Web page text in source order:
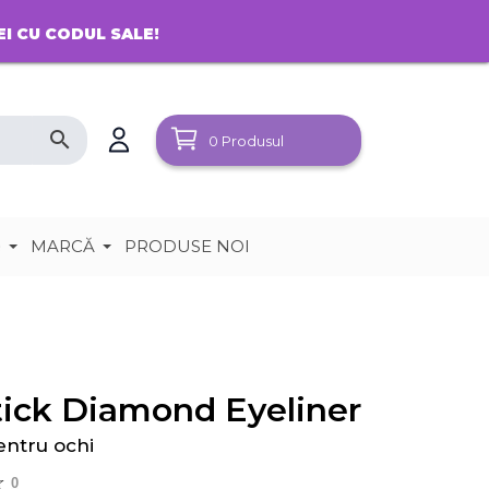
CU CODUL SALE!
search 0 Produsul
MARCĂ PRODUSE NOI
Diamond Eyeliner
ochi
0